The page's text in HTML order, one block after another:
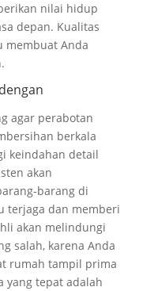
nilai hidup
depan. Kualitas
membuat Anda
agar perabotan
berkala
keindahan detail
akan
barang di
terjaga dan memberi
akan melindungi
salah, karena Anda
rumah tampil prima
yang tepat adalah